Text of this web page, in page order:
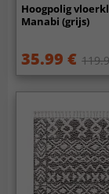
Hoogpolig
Manabi (grijs)
35.99 €